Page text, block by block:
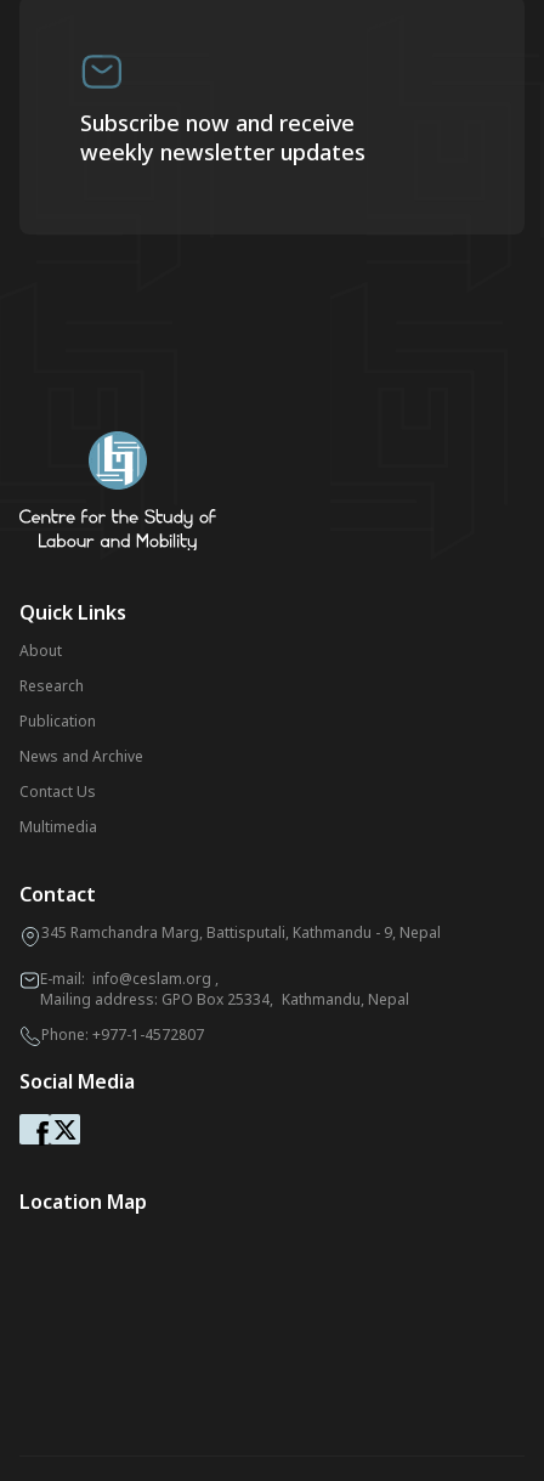
Subscribe now and receive
weekly newsletter updates
Quick Links
About
Research
Publication
News and Archive
Contact Us
Multimedia
Contact
345 Ramchandra Marg, Battisputali, Kathmandu - 9, Nepal
E-mail: info@ceslam.org ,
Mailing address: GPO Box 25334, Kathmandu, Nepal
Phone: +977-1-4572807
Social Media
Location Map